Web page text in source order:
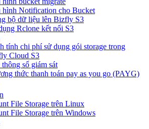
hình Notification cho Bucket
bộ dữ liệu lên Bizfly S3
Rclone kết nối S3
tính chi phí sử dụng gói storage trong
Cloud S3
thông số giám sát
thức thanh toán pay as you go (PAYG)
File Storage trên Linux
File Storage trên Windows